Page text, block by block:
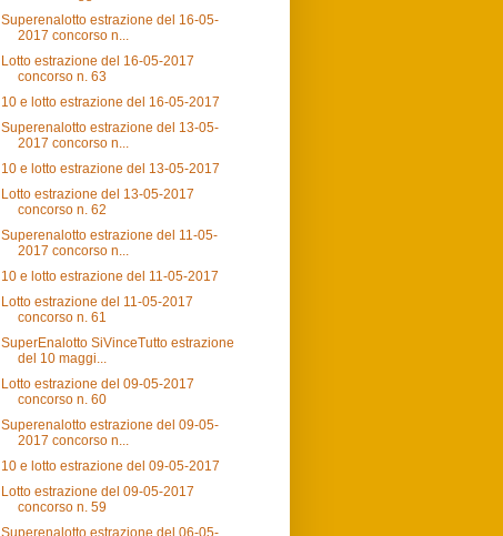
Superenalotto estrazione del 16-05-
2017 concorso n...
Lotto estrazione del 16-05-2017
concorso n. 63
10 e lotto estrazione del 16-05-2017
Superenalotto estrazione del 13-05-
2017 concorso n...
10 e lotto estrazione del 13-05-2017
Lotto estrazione del 13-05-2017
concorso n. 62
Superenalotto estrazione del 11-05-
2017 concorso n...
10 e lotto estrazione del 11-05-2017
Lotto estrazione del 11-05-2017
concorso n. 61
SuperEnalotto SiVinceTutto estrazione
del 10 maggi...
Lotto estrazione del 09-05-2017
concorso n. 60
Superenalotto estrazione del 09-05-
2017 concorso n...
10 e lotto estrazione del 09-05-2017
Lotto estrazione del 09-05-2017
concorso n. 59